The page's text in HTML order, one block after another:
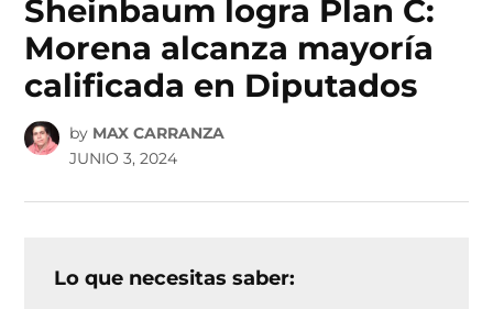
Sheinbaum logra Plan C:
Morena alcanza mayoría
calificada en Diputados
by MAX CARRANZA
JUNIO 3, 2024
Lo que necesitas saber: